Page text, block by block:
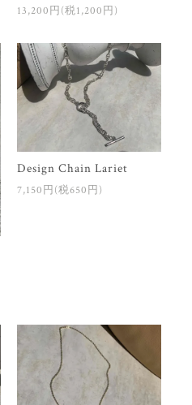
13,200円(税1,200円)
Design Chain Lariet
7,150円(税650円)